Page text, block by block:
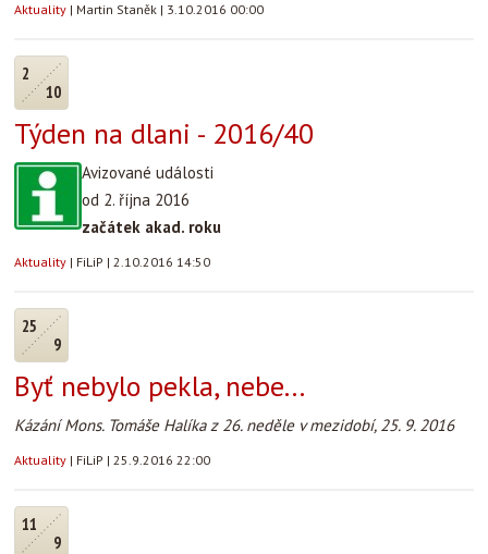
Aktuality | Martin Staněk | 3.10.2016 00:00
2
10
Týden na dlani - 2016/40
Avizované události
od 2. října 2016
začátek akad. roku
Aktuality | FiLiP | 2.10.2016 14:50
25
9
Byť nebylo pekla, nebe...
Kázání Mons. Tomáše Halíka z 26. neděle v mezidobí, 25. 9. 2016
Aktuality | FiLiP | 25.9.2016 22:00
11
9